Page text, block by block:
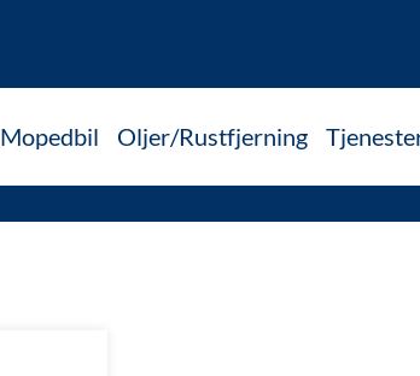
Mopedbil Oljer/Rustfjerning